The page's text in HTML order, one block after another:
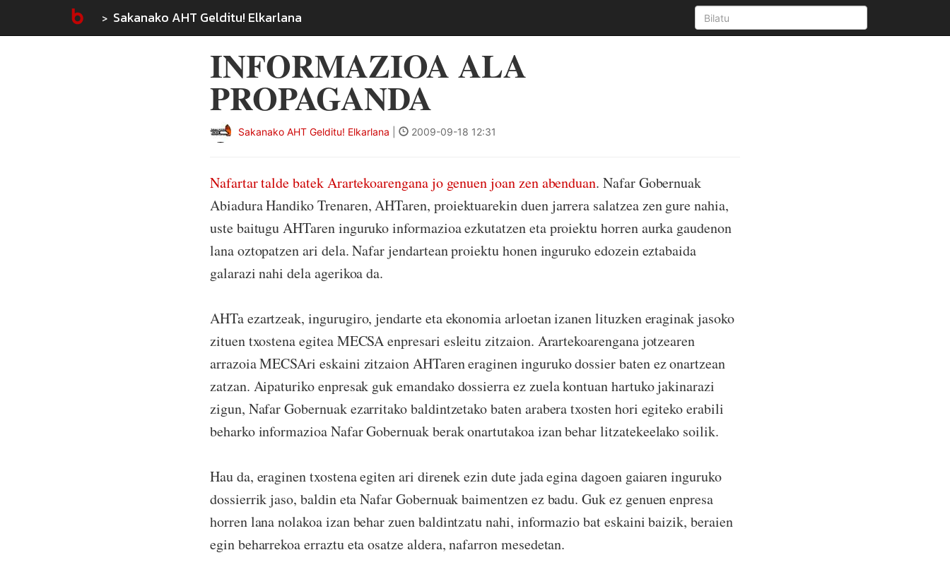
Sakanako AHT Gelditu! Elkarlana
INFORMAZIOA ALA
PROPAGANDA
Sakanako AHT Gelditu! Elkarlana 2009-09-18 12:31
Nafartar talde batek Arartekoarengana jo genuen joan zen abenduan. Nafar Gobernuak
Abiadura Handiko Trenaren, AHTaren, proiektuarekin duen jarrera salatzea zen gure nahia,
uste baitugu AHTaren inguruko informazioa ezkutatzen eta proiektu horren aurka gaudenon
lana oztopatzen ari dela. Nafar jendartean proiektu honen inguruko edozein eztabaida
galarazi nahi dela agerikoa da.
AHTa ezartzeak, ingurugiro, jendarte eta ekonomia arloetan izanen lituzken eraginak jasoko
zituen txostena egitea MECSA enpresari esleitu zitzaion. Arartekoarengana jotzearen
arrazoia MECSAri eskaini zitzaion AHTaren eraginen inguruko dossier baten ez onartzean
zatzan. Aipaturiko enpresak guk emandako dossierra ez zuela kontuan hartuko jakinarazi
zigun, Nafar Gobernuak ezarritako baldintzetako baten arabera txosten hori egiteko erabili
beharko informazioa Nafar Gobernuak berak onartutakoa izan behar litzatekeelako soilik.
Hau da, eraginen txostena egiten ari direnek ezin dute jada egina dagoen gaiaren inguruko
dossierrik jaso, baldin eta Nafar Gobernuak baimentzen ez badu. Guk ez genuen enpresa
horren lana nolakoa izan behar zuen baldintzatu nahi, informazio bat eskaini baizik, beraien
egin beharrekoa erraztu eta osatze aldera, nafarron mesedetan.